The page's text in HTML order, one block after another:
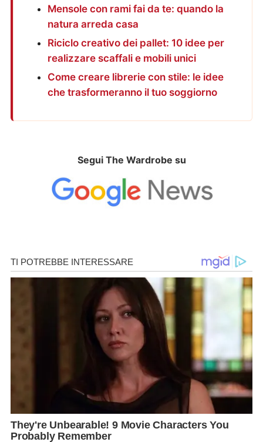
Mensole con rami fai da te: quando la
natura arreda casa
Riciclo creativo dei pallet: 10 idee per
realizzare scaffali e mobili unici
Come creare librerie con stile: le idee
che trasformeranno il tuo soggiorno
Segui The Wardrobe su